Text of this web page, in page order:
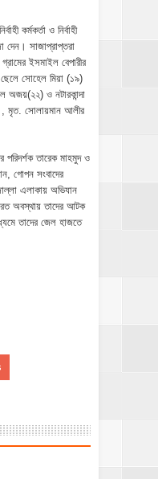
কর্মকর্তা ও নির্বাহী
দেন। সাজাপ্রাপ্তরা
ইসমাইল বেপারীর
সোহেল মিয়া (১৯)
অজয়(২২) ও নটারকান্দা
, মৃত. সোলায়মান আলীর
পরিদর্শক তারেক মাহমুদ ও
গোপন সংবাদের
এলাকায় অভিযান
অবস্থায় তাদের আটক
তাদের জেল হাজতে